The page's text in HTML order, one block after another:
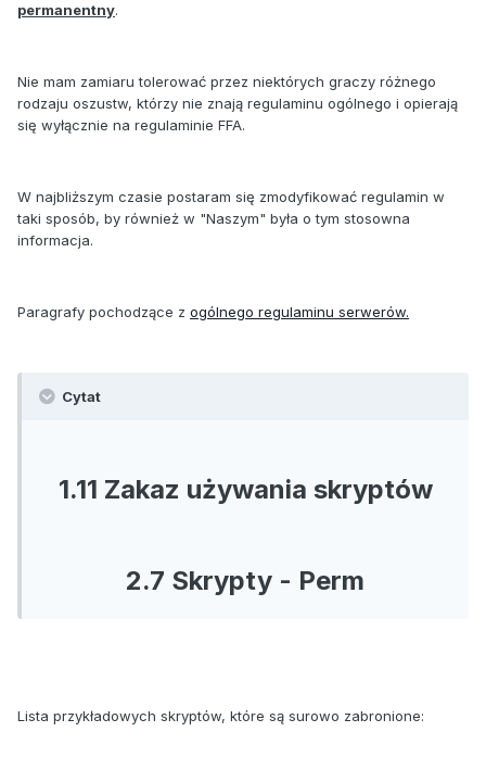
permanentny.
Nie mam zamiaru tolerować przez niektórych graczy różnego
rodzaju oszustw, którzy nie znają regulaminu ogólnego i opierają
się wyłącznie na regulaminie FFA.
W najbliższym czasie postaram się zmodyfikować regulamin w
taki sposób, by również w "Naszym" była o tym stosowna
informacja.
Paragrafy pochodzące z ogólnego regulaminu serwerów.
Cytat
1.11 Zakaz używania skryptów
2.7 Skrypty - Perm
Lista przykładowych skryptów, które są surowo zabronione: